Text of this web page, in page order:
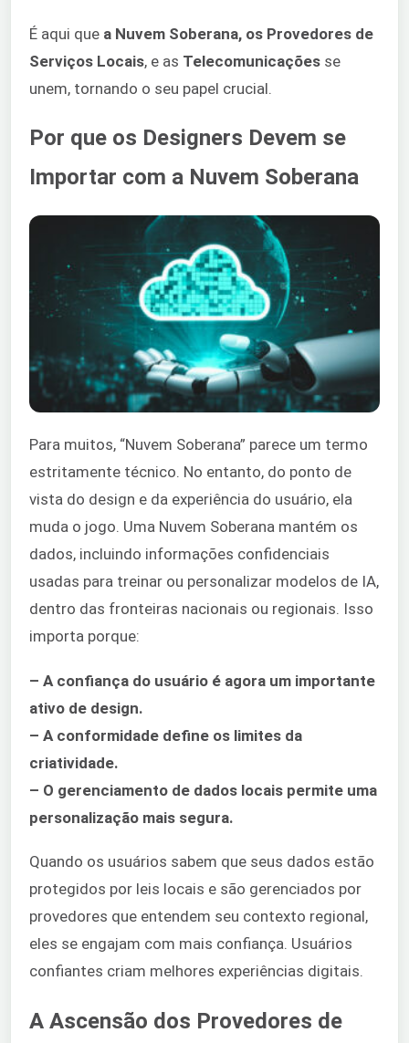
É aqui que a Nuvem Soberana, os Provedores de
Serviços Locais, e as Telecomunicações se
unem, tornando o seu papel crucial.
Por que os Designers Devem se
Importar com a Nuvem Soberana
Para muitos, “Nuvem Soberana” parece um termo
estritamente técnico. No entanto, do ponto de
vista do design e da experiência do usuário, ela
muda o jogo. Uma Nuvem Soberana mantém os
dados, incluindo informações confidenciais
usadas para treinar ou personalizar modelos de IA,
dentro das fronteiras nacionais ou regionais. Isso
importa porque:
– A confiança do usuário é agora um importante
ativo de design.
– A conformidade define os limites da
criatividade.
– O gerenciamento de dados locais permite uma
personalização mais segura.
Quando os usuários sabem que seus dados estão
protegidos por leis locais e são gerenciados por
provedores que entendem seu contexto regional,
eles se engajam com mais confiança. Usuários
confiantes criam melhores experiências digitais.
A Ascensão dos Provedores de